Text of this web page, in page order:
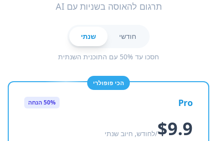
תרגום להאוסה בשניות עם AI
חודשי שנתי
חסכו עד 50% עם התוכנית השנתית
הכי פופולרי
Pro 50% הנחה
$9.9/לחודש, חיוב שנתי